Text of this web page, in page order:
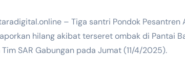
– Tiga santri Pondok
hilang akibat terseret ombak di Pantai
SAR Gabungan pada Jumat (11/4/2025).